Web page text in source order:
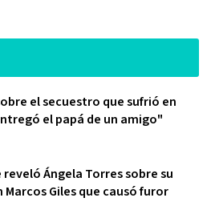
el secuestro que sufrió en
el papá de un amigo"
reveló Ángela Torres sobre su
Giles que causó furor